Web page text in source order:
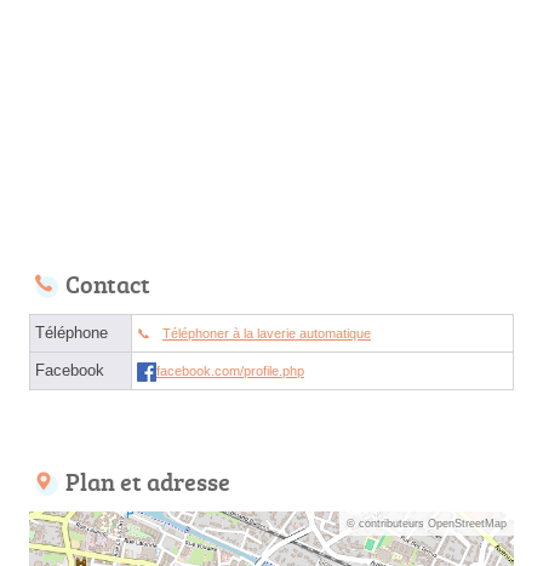
Contact
Téléphone Téléphoner à la laverie automatique
Facebook facebook.com/profile.php
Plan et adresse
© contributeurs OpenStreetMap